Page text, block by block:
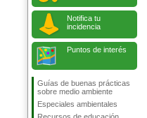
Notifica tu
incidencia
Puntos de interés
Guías de buenas prácticas
sobre medio ambiente
Especiales ambientales